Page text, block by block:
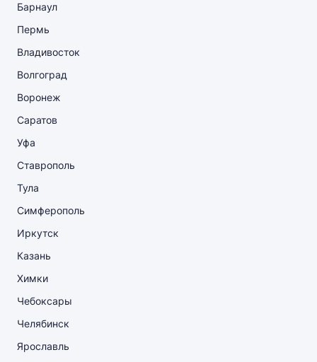
Барнаул
Пермь
Владивосток
Волгоград
Воронеж
Саратов
Уфа
Ставрополь
Тула
Симферополь
Иркутск
Казань
Химки
Чебоксары
Челябинск
Ярославль